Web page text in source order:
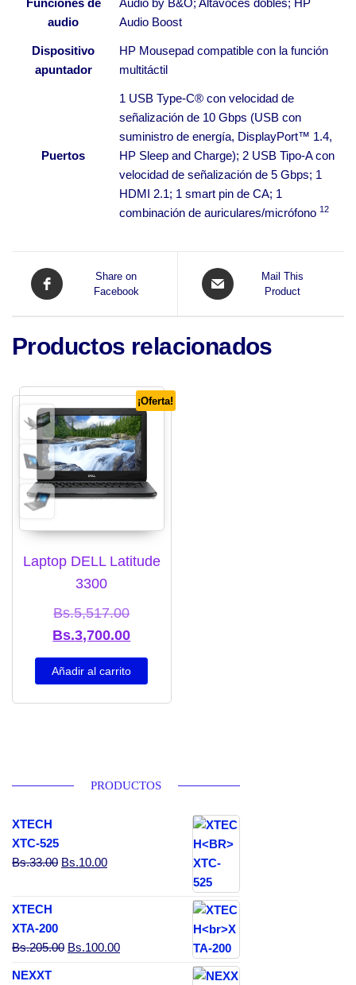
audio
Audio Boost
Dispositivo
apuntador
HP Mousepad compatible con la función
multitáctil
Puertos
1 USB Type-C® con velocidad de
señalización de 10 Gbps (USB con
suministro de energía, DisplayPort™ 1.4,
HP Sleep and Charge); 2 USB Tipo-A con
velocidad de señalización de 5 Gbps; 1
HDMI 2.1; 1 smart pin de CA; 1
combinación de auriculares/micrófono 12
Share on
Facebook
Mail This
Product
Productos relacionados
¡Oferta!
Laptop DELL Latitude
3300
Bs.5,517.00El precio original era: Bs.5,517.00.
Bs.3,700.00El precio actual es: Bs.3,700.00.
Añadir al carrito
PRODUCTOS
XTECH
XTC-525
Bs.33.00 El precio original era: Bs.33.00.
Bs.10.00El precio actual es: Bs.10.00.
XTECH
XTA-200
Bs.205.00 El precio original era: Bs.205.00.
Bs.100.00El precio actual es: Bs.100.00.
NEXXT